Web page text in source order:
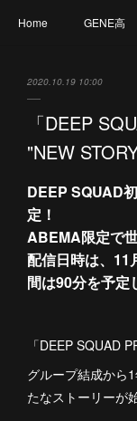
Home GENE高
2020.10.19 10:00
「DEEP
"NEW
DEEP SQUAD
定！
ABEMA限定で
配信日時は、11
間は90分を予定
「DEEP SQUAD
グループ結成から
たなストーリーが